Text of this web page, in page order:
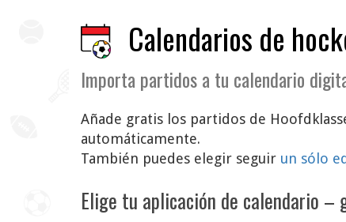
Calendarios de
Importa partidos a tu calendario
Añade gratis los partidos de
automáticamente.
También puedes elegir seguir un sólo
Elige tu aplicación de calendario